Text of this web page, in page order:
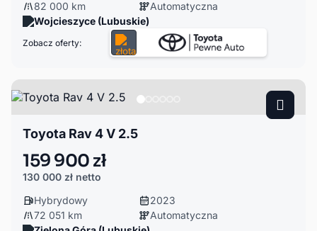
82 000 km
Automatyczna
Wojcieszyce (Lubuskie)
Zobacz oferty:
Toyota Rav 4 V 2.5
159 900 zł
130 000 zł netto
Hybrydowy
2023
72 051 km
Automatyczna